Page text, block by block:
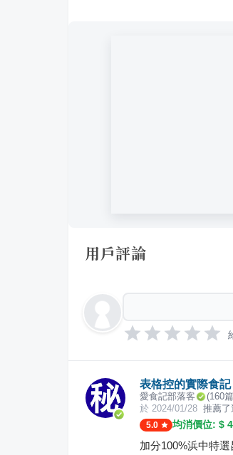
用戶評論
表格控的實際食記
愛食記部落客 (160
於 2024/01/28 推薦了
5.0 均消價位: $
加分100%浜中特